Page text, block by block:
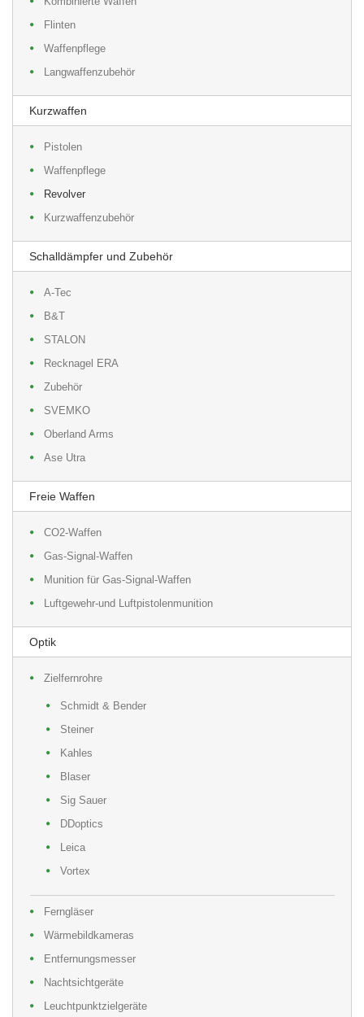
Flinten
Waffenpflege
Langwaffenzubehör
Kurzwaffen
Pistolen
Waffenpflege
Revolver
Kurzwaffenzubehör
Schalldämpfer und Zubehör
A-Tec
B&T
STALON
Recknagel ERA
Zubehör
SVEMKO
Oberland Arms
Ase Utra
Freie Waffen
CO2-Waffen
Gas-Signal-Waffen
Munition für Gas-Signal-Waffen
Luftgewehr-und Luftpistolenmunition
Optik
Zielfernrohre
Schmidt & Bender
Steiner
Kahles
Blaser
Sig Sauer
DDoptics
Leica
Vortex
Ferngläser
Wärmebildkameras
Entfernungsmesser
Nachtsichtgeräte
Leuchtpunktzielgeräte